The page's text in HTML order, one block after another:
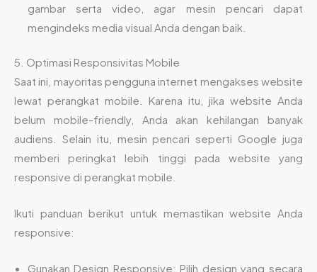
gambar serta video, agar mesin pencari dapat
mengindeks media visual Anda dengan baik.
5. Optimasi Responsivitas Mobile
Saat ini, mayoritas pengguna internet mengakses website
lewat perangkat mobile. Karena itu, jika website Anda
belum mobile-friendly, Anda akan kehilangan banyak
audiens. Selain itu, mesin pencari seperti Google juga
memberi peringkat lebih tinggi pada website yang
responsive di perangkat mobile.
Ikuti panduan berikut untuk memastikan website Anda
responsive:
Gunakan Design Responsive: Pilih design yang secara